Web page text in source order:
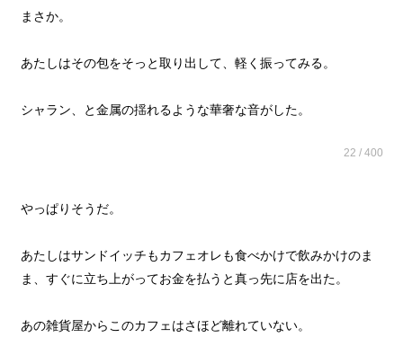
まさか。
あたしはその包をそっと取り出して、軽く振ってみる。
シャラン、と金属の揺れるような華奢な音がした。
22 / 400
やっぱりそうだ。
あたしはサンドイッチもカフェオレも食べかけで飲みかけのま
ま、すぐに立ち上がってお金を払うと真っ先に店を出た。
あの雑貨屋からこのカフェはさほど離れていない。